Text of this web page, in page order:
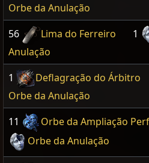
Orbe da Anulação
56 Lima do Ferreiro 1
Anulação
1 Deflagração do Árbitro
Orbe da Anulação
11 Orbe da Ampliação
Orbe da Anulação